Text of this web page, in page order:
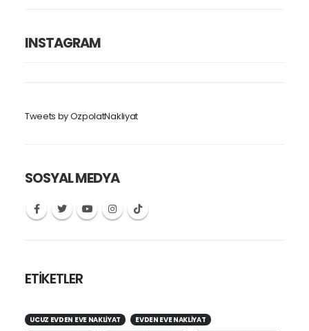
INSTAGRAM
Tweets by OzpolatNakliyat
SOSYAL MEDYA
ETİKETLER
UCUZ EVDEN EVE NAKLIYAT
EVDEN EVE NAKLIYAT